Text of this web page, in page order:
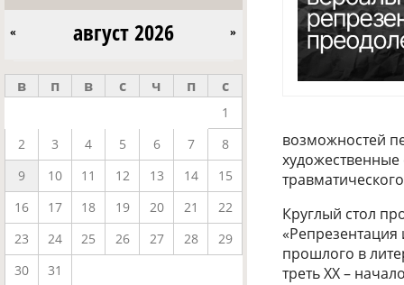
август 2026
« »
в п в с ч п с
1
2
3 4 5 6 7
8
9
10 11 12 13 14
15
16
17 18 19 20 21
22
23
24 25 26 27 28
29
30
31
возможностей
Круглый стол
прошлого в
треть XX –